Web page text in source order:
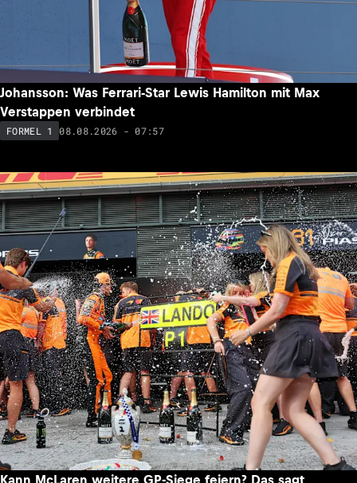
Johansson: Was Ferrari-Star Lewis Hamilton mit Max
Verstappen verbindet
FORMEL 1 08.08.2026 - 07:57
Kann McLaren weitere GP-Siege feiern? Das sagt